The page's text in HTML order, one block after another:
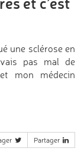
une sclérose en
pas mal de
mon médecin
Partager